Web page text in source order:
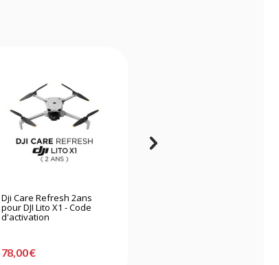
Dji Care Refresh 2ans
pour DJI Lito X1 - Code
d'activation
78,00 €